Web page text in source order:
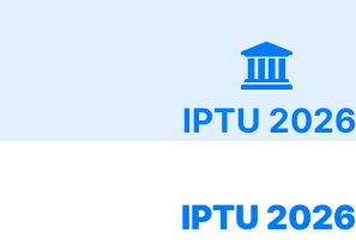
IPTU 2026
IPTU 2026